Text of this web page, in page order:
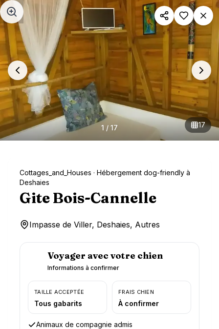
Aller au contenu principal
1 / 17 17
Cottages_and_Houses · Hébergement dog-friendly à
Deshaies
Gite Bois-Cannelle
Impasse de Viller, Deshaies, Autres
Voyager avec votre chien
Informations à confirmer
TAILLE ACCEPTÉE
Tous gabarits
FRAIS CHIEN
À confirmer
Animaux de compagnie admis